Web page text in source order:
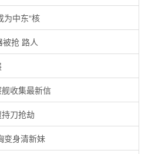
为中东“核
抢 路人
收集最新信
刀抢劫
变身清新妹